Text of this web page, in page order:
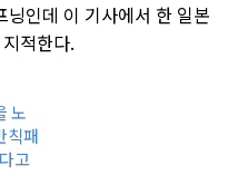
인데 이 기사에서 한 일본
적한다.
노
칙패
고